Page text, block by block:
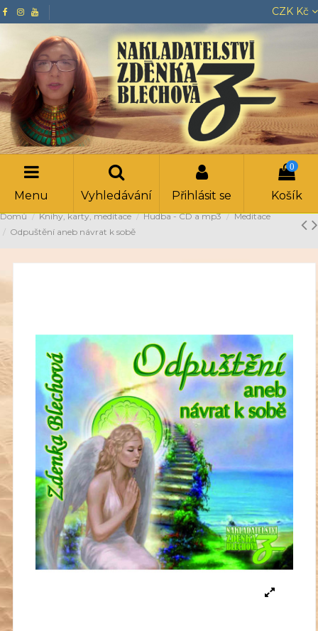
CZK Kč
Menu Vyhledávání Přihlásit se
0
Košík
Domů Knihy, karty, meditace Hudba - CD a mp3
Meditace
Odpuštění aneb návrat k sobě